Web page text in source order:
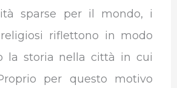
sparse per il mondo, i
riflettono in modo
la storia nella città in cui
per questo motivo